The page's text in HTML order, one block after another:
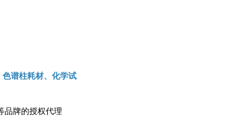
谱柱耗材、化学试
品牌的授权代理